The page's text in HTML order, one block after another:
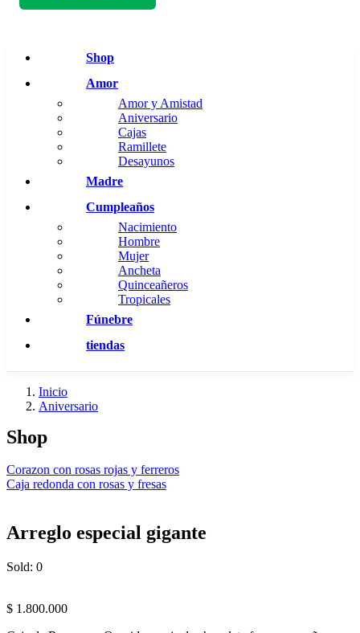
Shop
Amor
Amor y Amistad
Aniversario
Cajas
Ramillete
Desayunos
Madre
Cumpleaños
Nacimiento
Hombre
Mujer
Ancheta
Quinceañeros
Tropicales
Fúnebre
tiendas
Inicio
Aniversario
Shop
Corazon con rosas rojas y ferreros
Caja redonda con rosas y fresas
Arreglo especial gigante
Sold: 0
$ 1.800.000